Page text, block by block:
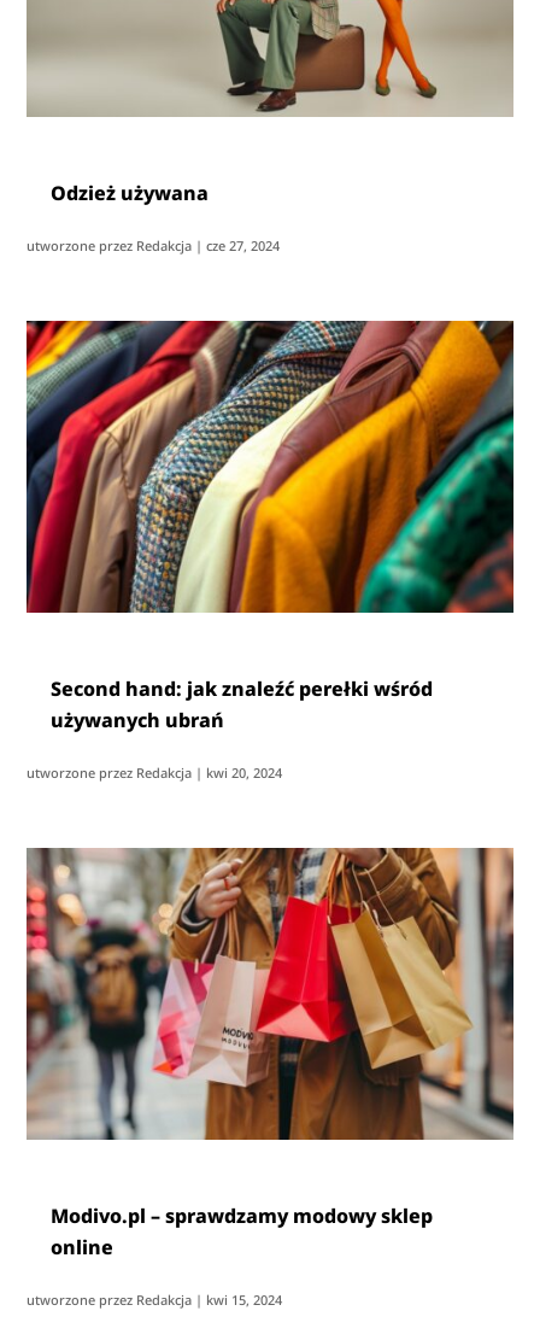
Odzież używana
utworzone przez Redakcja |cze 27, 2024
Second hand: jak znaleźć perełki wśród
używanych ubrań
utworzone przez Redakcja | kwi 20, 2024
Modivo.pl – sprawdzamy modowy sklep
online
utworzone przez Redakcja | kwi 15, 2024